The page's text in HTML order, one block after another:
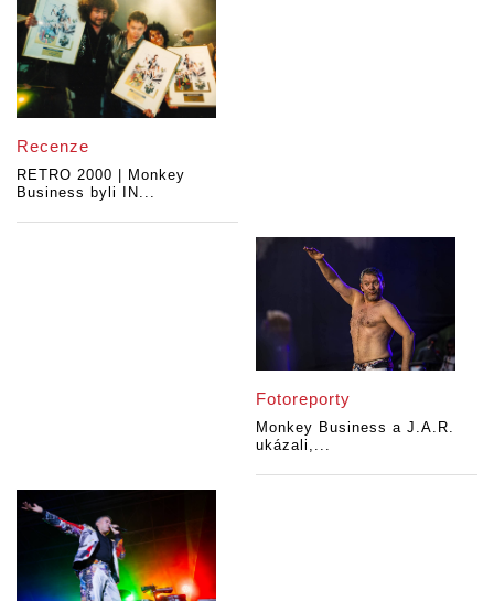
Recenze
RETRO 2000 | Monkey
Business byli IN...
Fotoreporty
Monkey Business a J.A.R.
ukázali,...